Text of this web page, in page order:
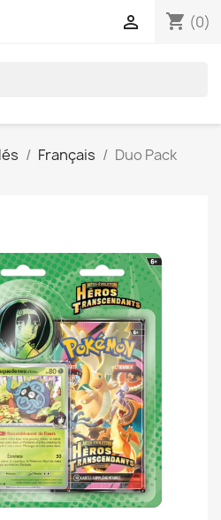
shopping_cart (0)

Français
Duo Pack